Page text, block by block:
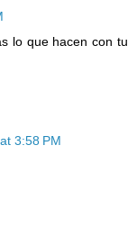
lo que hacen con tu
3:58 PM